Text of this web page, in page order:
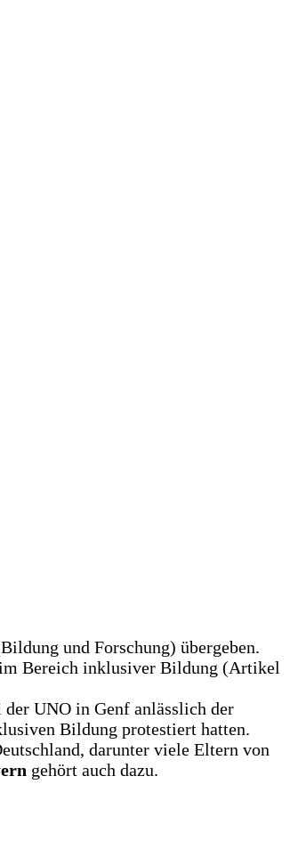
und Forschung) übergeben.
im Bereich inklusiver Bildung (Artikel
UNO in Genf anlässlich der
Bildung protestiert hatten.
darunter viele Eltern von
gehört auch dazu.